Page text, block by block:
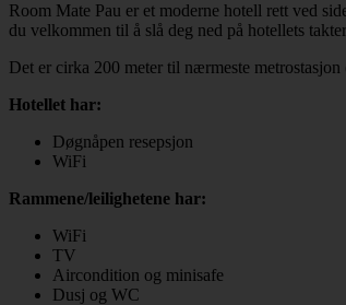
Room Mate Pau er et moderne hotell rett ved
du velkommen til å slå deg ned på hotellets
Det er cirka 200 meter til nærmeste
Hotellet har:
Døgnåpen resepsjon
WiFi
Rammene/leilighetene har:
WiFi
TV
Aircondition og minisafe
Dusj og WC